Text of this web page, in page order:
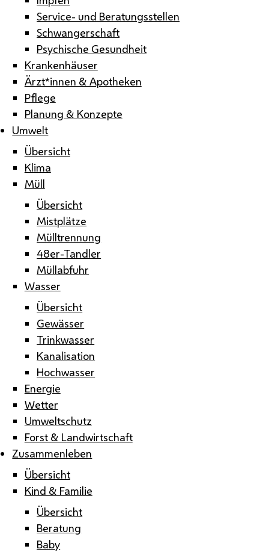
Service- und Beratungsstellen
Schwangerschaft
Psychische Gesundheit
Krankenhäuser
Ärzt*innen & Apotheken
Pflege
Planung & Konzepte
Umwelt
Übersicht
Klima
Müll
Übersicht
Mistplätze
Mülltrennung
48er-Tandler
Müllabfuhr
Wasser
Übersicht
Gewässer
Trinkwasser
Kanalisation
Hochwasser
Energie
Wetter
Umweltschutz
Forst & Landwirtschaft
Zusammenleben
Übersicht
Kind & Familie
Übersicht
Beratung
Baby